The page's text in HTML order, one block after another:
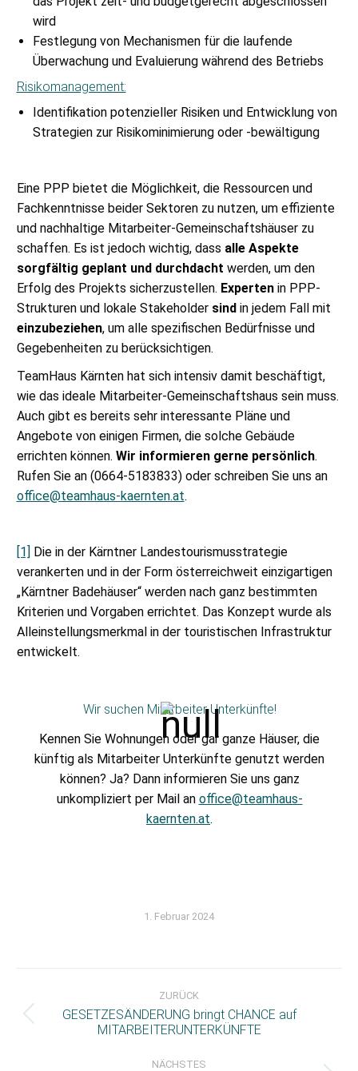
wird
Festlegung von Mechanismen für die laufende
Überwachung und Evaluierung während des Betriebs
Risikomanagement:
Identifikation potenzieller Risiken und Entwicklung von
Strategien zur Risikominimierung oder -bewältigung
Eine PPP bietet die Möglichkeit, die Ressourcen und
Fachkenntnisse beider Sektoren zu nutzen, um effiziente
und nachhaltige Mitarbeiter-Gemeinschaftshäuser zu
schaffen. Es ist jedoch wichtig, dass alle Aspekte
sorgfältig geplant und durchdacht werden, um den
Erfolg des Projekts sicherzustellen. Expertenin PPP-
Strukturen und lokale Stakeholder sindin jedem Fall mit
einzubeziehen, um alle spezifischen Bedürfnisse und
Gegebenheiten zu berücksichtigen.
TeamHaus Kärnten hat sich intensiv damit beschäftigt,
wie das ideale Mitarbeiter-Gemeinschaftshaus sein muss.
Auch gibt es bereits sehr interessante Pläne und
Angebote von einigen Firmen, die solche Gebäude
errichten können. Wir informieren gerne persönlich.
Rufen Sie an (0664-5183833) oder schreiben Sie uns an
office@teamhaus-kaernten.at.
[1] Die in der Kärntner Landestourismusstrategie
verankerten und in der Form österreichweit einzigartigen
„Kärntner Badehäuser“ werden nach ganz bestimmten
Kriterien und Vorgaben errichtet. Das Konzept wurde als
Alleinstellungsmerkmal in der touristischen Infrastruktur
entwickelt.
Wir suchen Mitarbeiter Unterkünfte!
Kennen Sie Wohnungen oder gar ganze Häuser, die
künftig als Mitarbeiter Unterkünfte genutzt werden
können? Ja? Dann informieren Sie uns ganz
unkompliziert per Mail an office@teamhaus-
kaernten.at.
1. Februar 2024
ZURÜCK
Vorheriger
GESETZESÄNDERUNG bringt CHANCE auf
MITARBEITERUNTERKÜNFTE
NÄCHSTES